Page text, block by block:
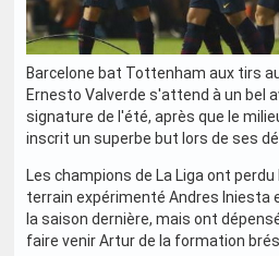
Barcelone bat Tottenham aux tirs
Ernesto Valverde s'attend à un bel
signature de l'été, après que le
inscrit un superbe but lors de ses
Les champions de La Liga ont
terrain expérimenté Andres Iniesta
la saison dernière, mais ont
faire venir Artur de la formation